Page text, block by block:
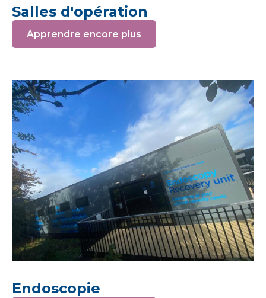
Salles d'opération
Apprendre encore plus
Endoscopie